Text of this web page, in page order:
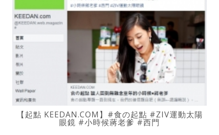
【起點 KEEDAN.COM】#食の起點 #ZIV運動太陽
眼鏡 #小時候蔣老爹 #西門